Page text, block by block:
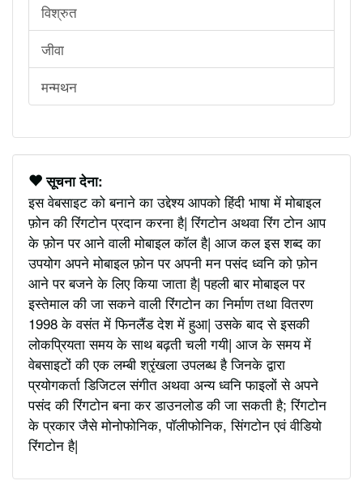
विश्रुत
जीवा
मन्मथन
सूचना देना:
इस वेबसाइट को बनाने का उद्देश्य आपको हिंदी भाषा में मोबाइल
फ़ोन की रिंगटोन प्रदान करना है| रिंगटोन अथवा रिंग टोन आप
के फ़ोन पर आने वाली मोबाइल कॉल है| आज कल इस शब्द का
उपयोग अपने मोबाइल फ़ोन पर अपनी मन पसंद ध्वनि को फ़ोन
आने पर बजने के लिए किया जाता है| पहली बार मोबाइल पर
इस्तेमाल की जा सकने वाली रिंगटोन का निर्माण तथा वितरण
1998 के वसंत में फिनलैंड देश में हुआ| उसके बाद से इसकी
लोकप्रियता समय के साथ बढ़ती चली गयी| आज के समय में
वेबसाइटों की एक लम्बी श्रृंखला उपलब्ध है जिनके द्वारा
प्रयोगकर्ता डिजिटल संगीत अथवा अन्य ध्वनि फाइलों से अपने
पसंद की रिंगटोन बना कर डाउनलोड की जा सकती है; रिंगटोन
के प्रकार जैसे मोनोफोनिक, पॉलीफोनिक, सिंगटोन एवं वीडियो
रिंगटोन है|